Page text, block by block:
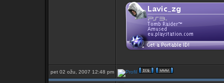
pet 02 ožu, 2007 12:48 pm